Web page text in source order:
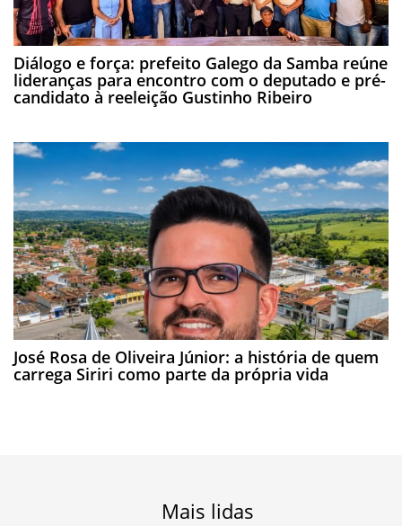
Diálogo e força: prefeito Galego da Samba reúne
lideranças para encontro com o deputado e pré-
candidato à reeleição Gustinho Ribeiro
José Rosa de Oliveira Júnior: a história de quem
carrega Siriri como parte da própria vida
Mais lidas